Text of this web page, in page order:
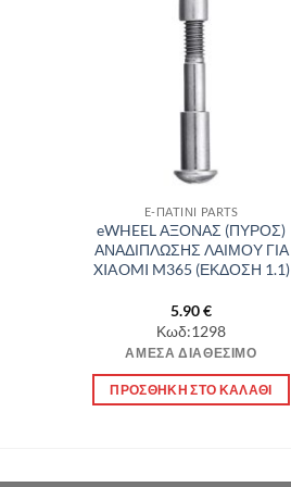
E-ΠΑΤΙΝΙ PARTS
eWHEEL ΑΞΟΝΑΣ (ΠΥΡΟΣ)
ΑΝΑΔΙΠΛΩΣΗΣ ΛΑΙΜΟΥ ΓΙΑ
XIAOMI M365 (ΕΚΔΟΣΗ 1.1)
5.90€
Κωδ:1298
ΆΜΕΣΑ ΔΙΑΘΈΣΙΜΟ
ΠΡΟΣΘΉΚΗ ΣΤΟ ΚΑΛΆΘΙ